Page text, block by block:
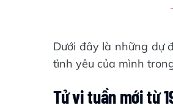
Dưới đây là những dự
tình yêu của mình
Tử vi tuần mới từ